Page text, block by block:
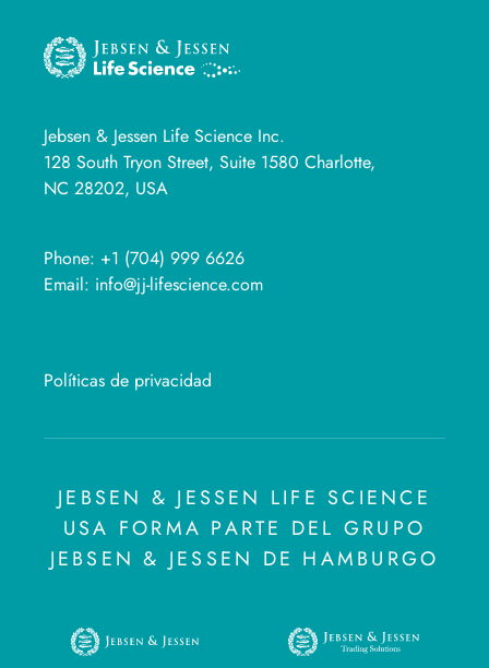
Jebsen & Jessen Life Science Inc.
128 South Tryon Street, Suite 1580 Charlotte,
NC 28202, USA
Phone: +1 (704) 999 6626
Email: info@jj-lifescience.com
Políticas de privacidad
JEBSEN & JESSEN LIFE SCIENCE
USA FORMA PARTE DEL GRUPO
JEBSEN & JESSEN DE HAMBURGO